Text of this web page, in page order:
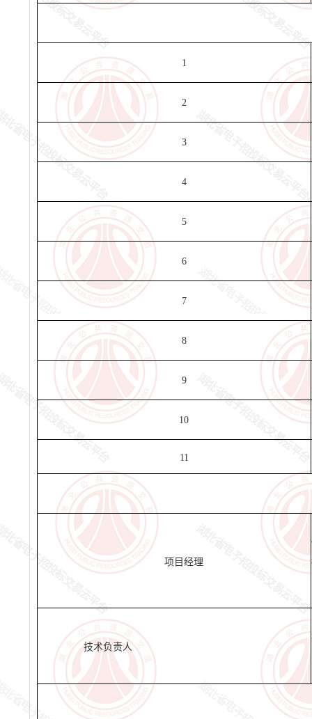
1
2
3
4
5
6
7
8
9
10
11
项目经理
技术负责人